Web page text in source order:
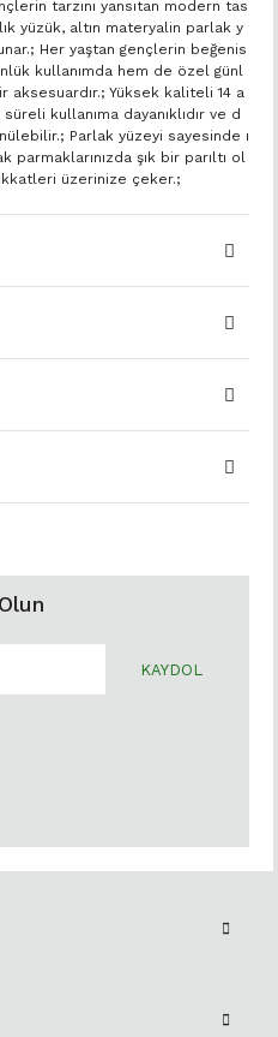
tarzını yansıtan modern tas
yüzük, altın materyalin parlak y
Her yaştan gençlerin beğenis
kullanımda hem de özel günl
Yüksek kaliteli 14 a
kullanıma dayanıklıdır ve d
Parlak yüzeyi sayesinde ı
parmaklarınızda şık bir parıltı ol
üzerinize çeker.;
KAYDOL